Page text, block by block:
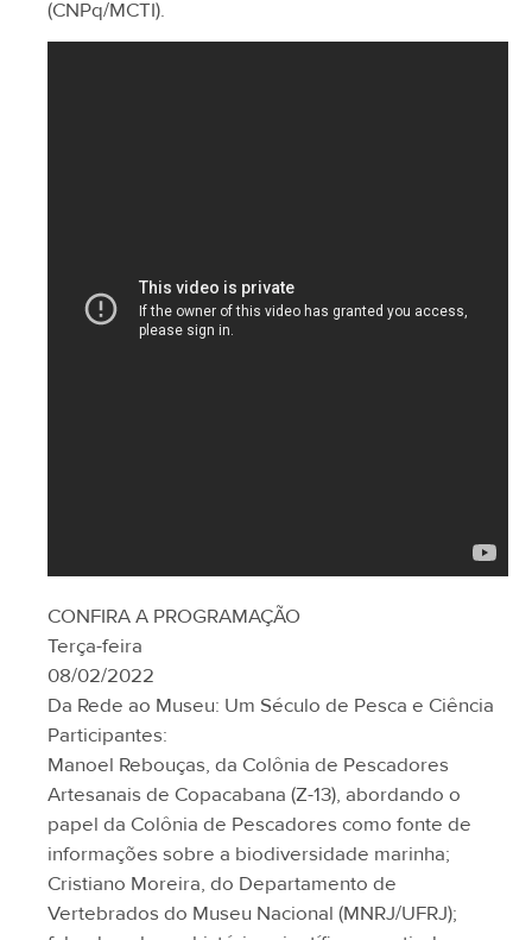
(CNPq/MCTI).
CONFIRA A PROGRAMAÇÃO
Terça-feira
08/02/2022
Da Rede ao Museu: Um Século de Pesca e Ciência
Participantes:
Manoel Rebouças, da Colônia de Pescadores
Artesanais de Copacabana (Z-13), abordando o
papel da Colônia de Pescadores como fonte de
informações sobre a biodiversidade marinha;
Cristiano Moreira, do Departamento de
Vertebrados do Museu Nacional (MNRJ/UFRJ);